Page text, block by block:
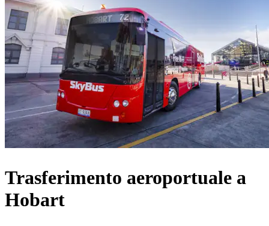
Trasferimento aeroportuale a
Hobart